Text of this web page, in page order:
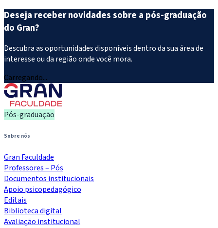
Deseja receber novidades sobre a pós-graduação
do Gran?
Descubra as oportunidades disponíveis dentro da sua área de
interesse ou da região onde você mora.
Carregando...
Pós-graduação
Sobre nós
Gran Faculdade
Professores – Pós
Documentos institucionais
Apoio psicopedagógico
Editais
Biblioteca digital
Avaliação institucional